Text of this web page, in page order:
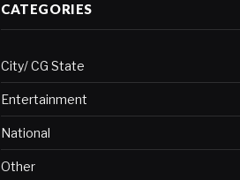
CATEGORIES
City/ CG State
Entertainment
National
Other